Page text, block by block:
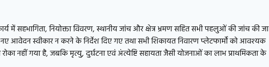
में सहभागिता, नियोक्ता विवरण, स्थानीय जांच और क्षेत्र भ्रमण सहित सभी पहलुओं की जांच की जा
आवेदन स्वीकार न करने के निर्देश दिए गए तथा सभी शिकायत निवारण प्लेटफार्मों को आवश्यक
नहीं गया है, जबकि मृत्यु, दुर्घटना एवं अंत्येष्टि सहायता जैसी योजनाओं का लाभ प्राथमिकता के